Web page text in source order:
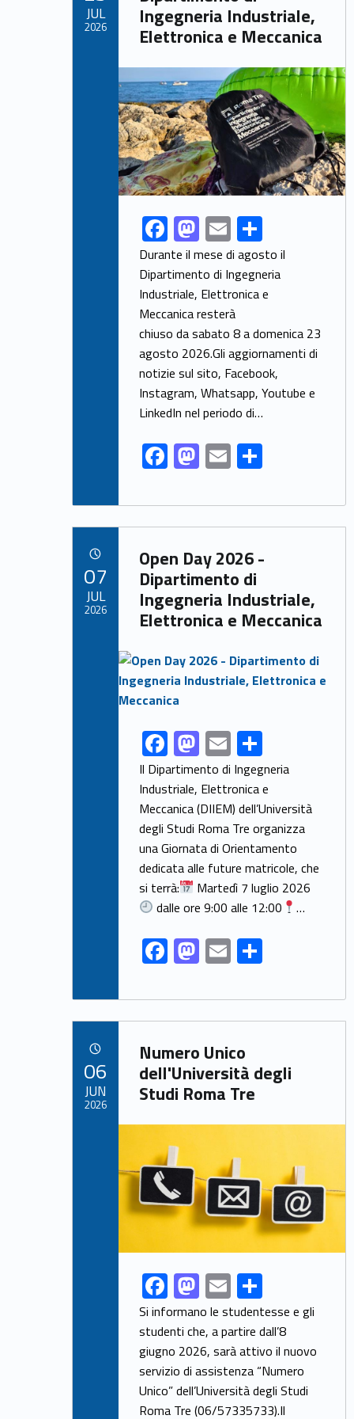
k
Ingegneria Industriale,
Elettronica e Meccanica
Link identifier archive #link-archive-thumb-soap-76697
Link identifier share facebook archive #share-link-archive-54495F
ac
e
b
o
o
k
M
as
to
d
o
n
E
m
ai
l
S
h
ar
e
Durante il mese di agosto il
Dipartimento di Ingegneria
Industriale, Elettronica e
Meccanica resterà
chiuso da sabato 8 a domenica 23
agosto 2026.Gli aggiornamenti di
notizie sul sito, Facebook,
Instagram, Whatsapp, Youtube e
LinkedIn nel periodo di…
F
ac
e
b
o
o
k
M
as
to
d
o
n
E
m
ai
l
S
ar
e
JUL
2026
Link identifier archive #link-archive-76694
Open Day 2026 -
Dipartimento di
Ingegneria Industriale,
Elettronica e Meccanica
Link identifier archive #link-archive-thumb-soap-42237
Link identifier share facebook archive #share-link-archive-28572F
ac
e
b
o
o
k
M
as
to
d
o
n
E
m
ai
l
S
h
ar
e
Il Dipartimento di Ingegneria
Industriale, Elettronica e
Meccanica (DIIEM) dell’Università
degli Studi Roma Tre organizza
una Giornata di Orientamento
dedicata alle future matricole, che
si terrà:
Martedì 7 luglio 2026
dalle ore 9:00 alle 12:00
…
F
ac
e
b
o
o
k
M
as
to
d
o
n
E
m
ai
l
S
h
ar
e
07
JUL
2026
Link identifier archive #link-archive-2824
Numero Unico
dell'Università degli
Studi Roma Tre
Link identifier archive #link-archive-thumb-soap-66117
Link identifier share facebook archive #share-link-archive-76094F
ac
e
b
o
M
as
to
d
o
E
m
ai
l
S
h
ar
e
Si informano le studentesse e gli
studenti che, a partire dall’8
giugno 2026, sarà attivo il nuovo
servizio di assistenza “Numero
Unico” dell’Università degli Studi
Roma Tre (06/57335733).Il
06
JUN
2026